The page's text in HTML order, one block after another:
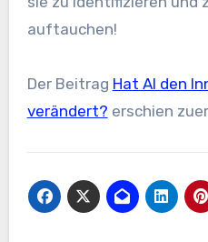
auftauchen!
Der Beitrag Hat AI den
verändert? erschien